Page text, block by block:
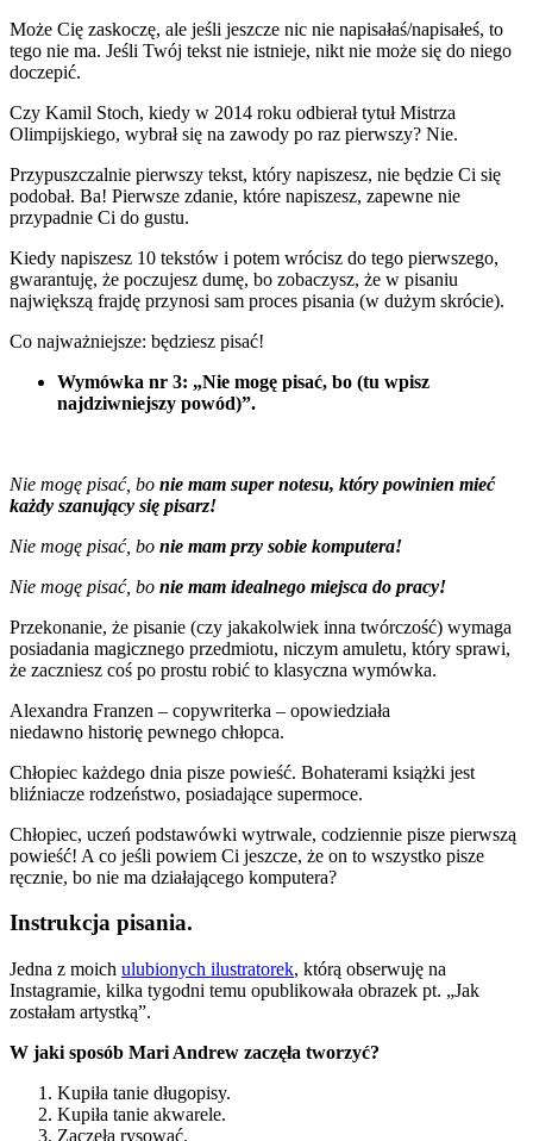
Może Cię zaskoczę, ale jeśli jeszcze nic nie napisałaś/napisałeś, to
tego nie ma. Jeśli Twój tekst nie istnieje, nikt nie może się do niego
doczepić.
Czy Kamil Stoch, kiedy w 2014 roku odbierał tytuł Mistrza
Olimpijskiego, wybrał się na zawody po raz pierwszy? Nie.
Przypuszczalnie pierwszy tekst, który napiszesz, nie będzie Ci się
podobał. Ba! Pierwsze zdanie, które napiszesz, zapewne nie
przypadnie Ci do gustu.
Kiedy napiszesz 10 tekstów i potem wrócisz do tego pierwszego,
gwarantuję, że poczujesz dumę, bo zobaczysz, że w pisaniu
największą frajdę przynosi sam proces pisania (w dużym skrócie).
Co najważniejsze: będziesz pisać!
Wymówka nr 3: „Nie mogę pisać, bo (tu wpisz
najdziwniejszy powód)”.
Nie mogę pisać, bo nie mam super notesu, który powinien mieć
każdy szanujący się pisarz!
Nie mogę pisać, bo nie mam przy sobie komputera!
Nie mogę pisać, bo nie mam idealnego miejsca do pracy!
Przekonanie, że pisanie (czy jakakolwiek inna twórczość) wymaga
posiadania magicznego przedmiotu, niczym amuletu, który sprawi,
że zaczniesz coś po prostu robić to klasyczna wymówka.
Alexandra Franzen – copywriterka – opowiedziała
niedawno historię pewnego chłopca.
Chłopiec każdego dnia pisze powieść. Bohaterami książki jest
bliźniacze rodzeństwo, posiadające supermoce.
Chłopiec, uczeń podstawówki wytrwale, codziennie pisze pierwszą
powieść! A co jeśli powiem Ci jeszcze, że on to wszystko pisze
ręcznie, bo nie ma działającego komputera?
Instrukcja pisania.
Jedna z moich ulubionych ilustratorek, którą obserwuję na
Instagramie, kilka tygodni temu opublikowała obrazek pt. „Jak
zostałam artystką”.
W jaki sposób Mari Andrew zaczęła tworzyć?
Kupiła tanie długopisy.
Kupiła tanie akwarele.
Zaczęła rysować.